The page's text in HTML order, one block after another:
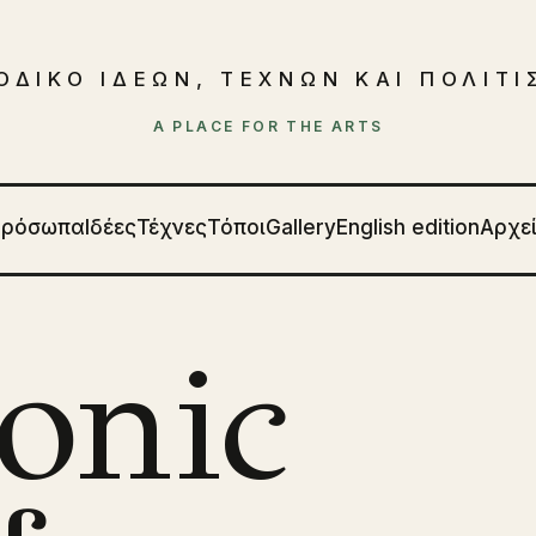
ΙΔΕΩΝ, ΤΕΧΝΩΝ ΚΑΙ
A PLACE FOR THE ARTS
ΙδέεςΤέχνεςΤόποιGalleryEnglish edition